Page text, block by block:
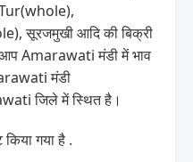
सूरजमुखी आदि की बिक्री
Amarawati मंडी में भाव
मंडी
जिले में स्थित है।
गया है .